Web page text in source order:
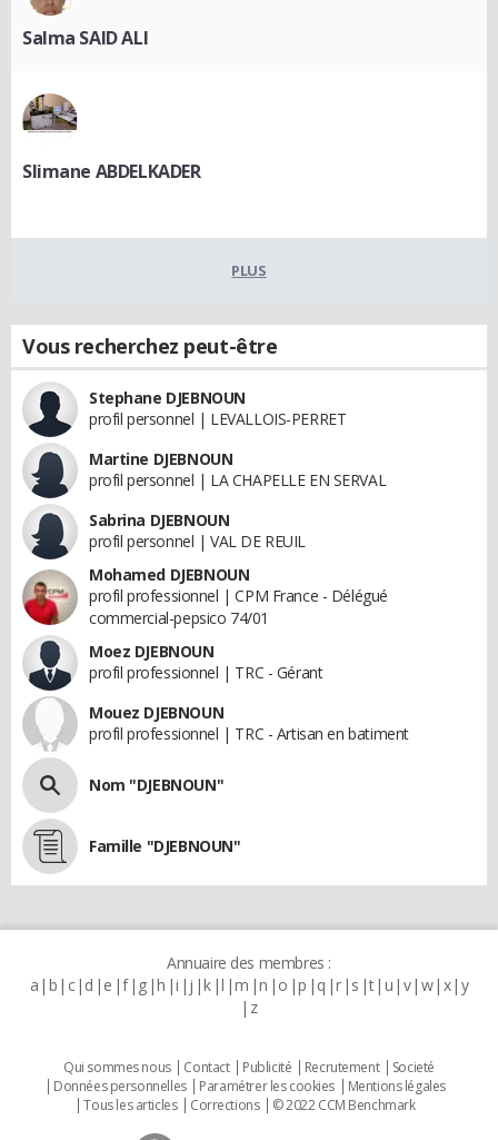
Salma SAID ALI
Slimane ABDELKADER
PLUS
Vous recherchez peut-être
Stephane DJEBNOUN
profil personnel | LEVALLOIS-PERRET
Martine DJEBNOUN
profil personnel | LA CHAPELLE EN SERVAL
Sabrina DJEBNOUN
profil personnel | VAL DE REUIL
Mohamed DJEBNOUN
profil professionnel | CPM France - Délégué
commercial-pepsico 74/01
Moez DJEBNOUN
profil professionnel | TRC - Gérant
Mouez DJEBNOUN
profil professionnel | TRC - Artisan en batiment
Nom "DJEBNOUN"
Famille "DJEBNOUN"
Annuaire des membres :
a b c d e f g h i j k l m n o p q r s t u v w x y
z
Qui sommes nous Contact Publicité Recrutement
Societé
Données personnelles
Paramétrer les cookies
Mentions légales
Tous les articles
Corrections © 2022 CCM Benchmark